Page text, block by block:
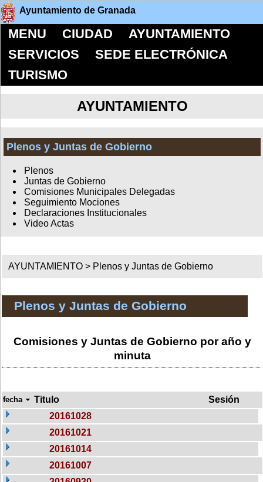
Ayuntamiento de Granada
MENU CIUDAD
AYUNTAMIENTO
SERVICIOS
SEDE ELECTRÓNICA
TURISMO
AYUNTAMIENTO
Plenos y Juntas de Gobierno
Plenos
Juntas de Gobierno
Comisiones Municipales Delegadas
Seguimiento Mociones
Declaraciones Institucionales
Video Actas
AYUNTAMIENTO > Plenos y Juntas de Gobierno
Plenos y Juntas de Gobierno
Comisiones y Juntas de Gobierno por año y
minuta
fecha Titulo
Sesión
20161028
20161021
20161014
20161007